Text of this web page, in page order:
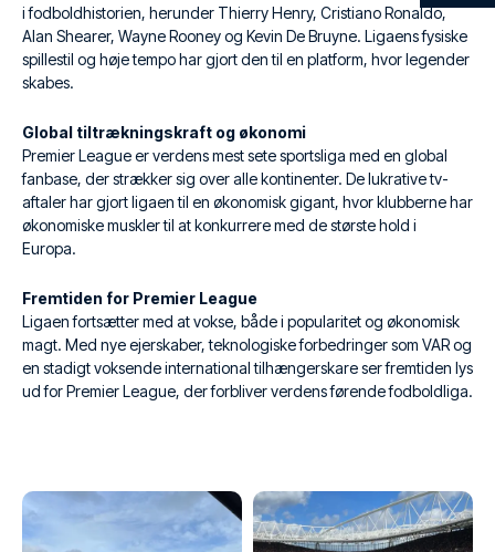
i fodboldhistorien, herunder Thierry Henry, Cristiano Ronaldo,
Alan Shearer, Wayne Rooney og Kevin De Bruyne. Ligaens fysiske
spillestil og høje tempo har gjort den til en platform, hvor legender
skabes.
Global tiltrækningskraft og økonomi
Premier League er verdens mest sete sportsliga med en global
fanbase, der strækker sig over alle kontinenter. De lukrative tv-
aftaler har gjort ligaen til en økonomisk gigant, hvor klubberne har
økonomiske muskler til at konkurrere med de største hold i
Europa.
Fremtiden for Premier League
Ligaen fortsætter med at vokse, både i popularitet og økonomisk
magt. Med nye ejerskaber, teknologiske forbedringer som VAR og
en stadigt voksende international tilhængerskare ser fremtiden lys
ud for Premier League, der forbliver verdens førende fodboldliga.